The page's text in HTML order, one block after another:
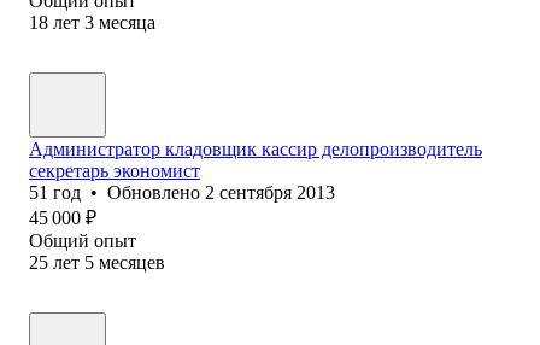
18 лет 3 месяца
Администратор кладовщик кассир делопроизводитель
секретарь экономист
51 год • Обновлено 2 сентября 2013
45 000 ₽
Общий опыт
25 лет 5 месяцев